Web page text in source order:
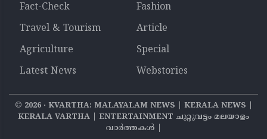
Fact-Check
Fashion
Travel & Tourism
Article
Agriculture
Special
Latest News
Webstories
© 2026‧ KVARTHA: MALAYALAM NEWS | KERALA NEWS |
KERALA VARTHA | ENTERTAINMENT ചുറ്റുവട്ടം മലയാളം
വാര്‍ത്തകൾ |